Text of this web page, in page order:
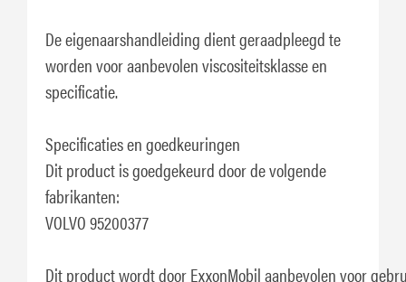
De eigenaarshandleiding dient geraadpleegd te
worden voor aanbevolen viscositeitsklasse en
specificatie.
Specificaties en goedkeuringen
Dit product is goedgekeurd door de volgende
fabrikanten:
VOLVO 95200377
Dit product wordt door ExxonMobil aanbevolen voor